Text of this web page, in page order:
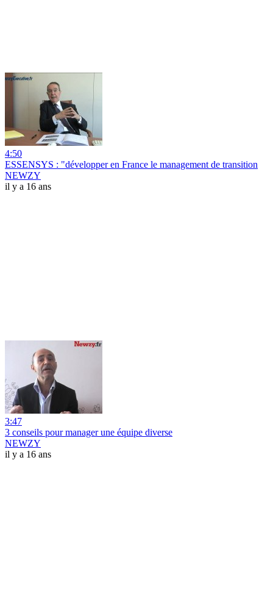
4:50
ESSENSYS : "développer en France le management de transition
NEWZY
il y a 16 ans
3:47
3 conseils pour manager une équipe diverse
NEWZY
il y a 16 ans